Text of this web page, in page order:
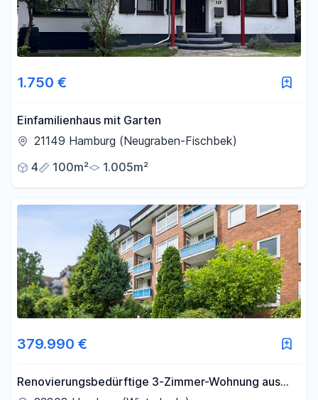
1.750 €
Einfamilienhaus mit Garten
21149 Hamburg (Neugraben-Fischbek)
4
100m² 1.005m²
379.990 €
Renovierungsbedürftige 3-Zimmer-Wohnung aus